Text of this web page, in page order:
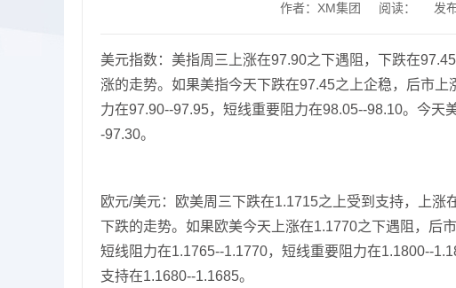
作者：XM集团 阅读： 发
美元指数：美指周三上涨在97.90之下遇阻，下跌在
涨的走势。如果美指今天下跌在97.45之上企稳，后市
力在97.90--97.95，短线重要阻力在98.05--98.10。今
-97.30。
欧元/美元：欧美周三下跌在1.1715之上受到支持，上
下跌的走势。如果欧美今天上涨在1.1770之下遇阻，后
短线阻力在1.1765--1.1770，短线重要阻力在1.1800--
支持在1.1680--1.1685。